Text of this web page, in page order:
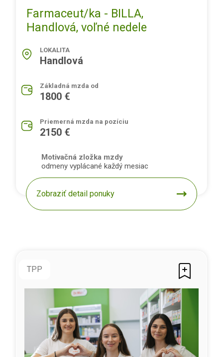
Farmaceut/ka - BILLA,
Handlová, voľné nedele
LOKALITA
Handlová
Základná mzda od
1800 €
Priemerná mzda na pozíciu
2150 €
Motivačná zložka mzdy
odmeny vyplácané každý mesiac
Zobraziť detail ponuky
TPP